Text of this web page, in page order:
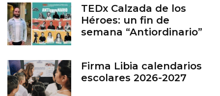
TEDx Calzada de los
Héroes: un fin de
semana “Antiordinario”
Firma Libia calendarios
escolares 2026-2027